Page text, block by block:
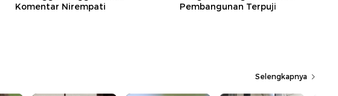
Komentar Nirempati
Pembangunan Terpuji
Selengkapnya